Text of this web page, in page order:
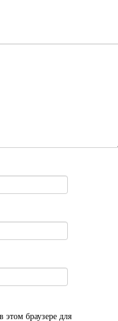
этом браузере для